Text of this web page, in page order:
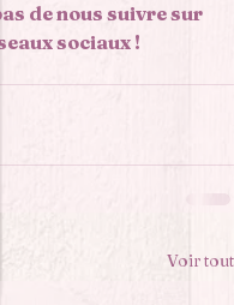
de nous suivre sur
sociaux !
Voir tout